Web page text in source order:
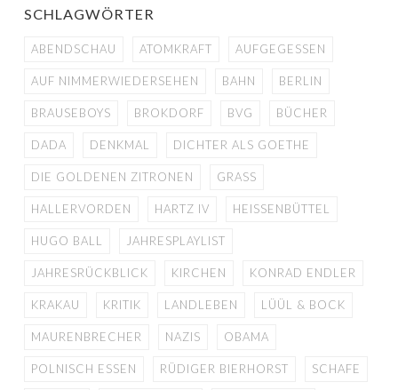
SCHLAGWÖRTER
ABENDSCHAU ATOMKRAFT AUFGEGESSEN
AUF NIMMERWIEDERSEHEN BAHN BERLIN
BRAUSEBOYS BROKDORF BVG BÜCHER
DADA DENKMAL DICHTER ALS GOETHE
DIE GOLDENEN ZITRONEN GRASS
HALLERVORDEN HARTZ IV HEISSENBÜTTEL
HUGO BALL JAHRESPLAYLIST
JAHRESRÜCKBLICK KIRCHEN KONRAD ENDLER
KRAKAU KRITIK LANDLEBEN LÜÜL & BOCK
MAURENBRECHER NAZIS OBAMA
POLNISCH ESSEN RÜDIGER BIERHORST SCHAFE